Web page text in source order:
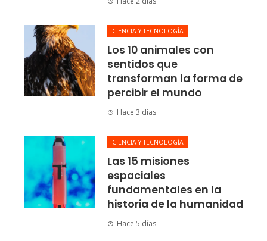
CIENCIA Y TECNOLOGÍA
Los 10 animales con
sentidos que
transforman la forma de
percibir el mundo
Hace 3 días
CIENCIA Y TECNOLOGÍA
Las 15 misiones
espaciales
fundamentales en la
historia de la humanidad
Hace 5 días